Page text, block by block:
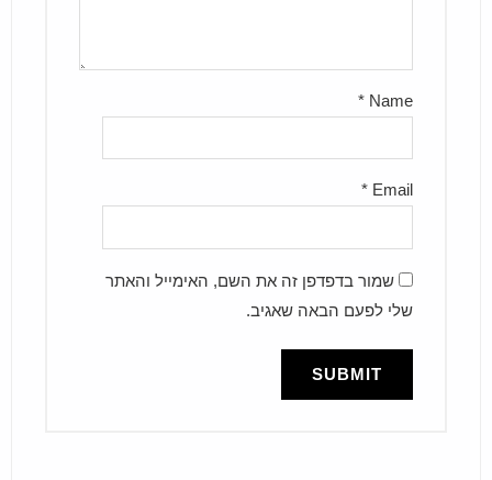
Name
*
Email
*
שמור בדפדפן זה את השם, האימייל והאתר
שלי לפעם הבאה שאגיב.